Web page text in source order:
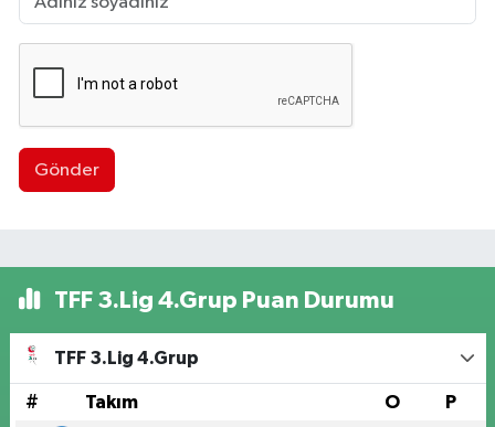
Gönder
TFF 3.Lig 4.Grup Puan Durumu
TFF 3.Lig 4.Grup
# Takım O P